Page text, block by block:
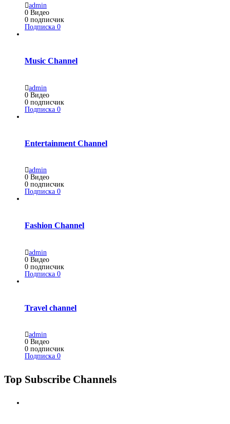
admin
0 Видео
0 подписчик
Подписка 0
Music Channel
admin
0 Видео
0 подписчик
Подписка 0
Entertainment Channel
admin
0 Видео
0 подписчик
Подписка 0
Fashion Channel
admin
0 Видео
0 подписчик
Подписка 0
Travel channel
admin
0 Видео
0 подписчик
Подписка 0
Top Subscribe Channels